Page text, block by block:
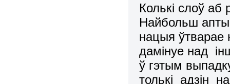
Колькi слоў
Найбольш
нацыя ўтварае
дамiнуе над
ў гэтым
толькi адзiн